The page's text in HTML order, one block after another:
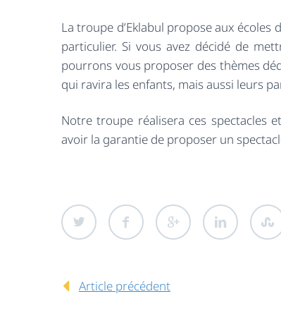
La troupe d’Eklabul propose aux
particulier. Si vous avez décidé de
pourrons vous proposer des thèmes
qui ravira les enfants, mais aussi leurs
Notre troupe réalisera ces spectacles et
avoir la garantie de proposer un
Article précédent